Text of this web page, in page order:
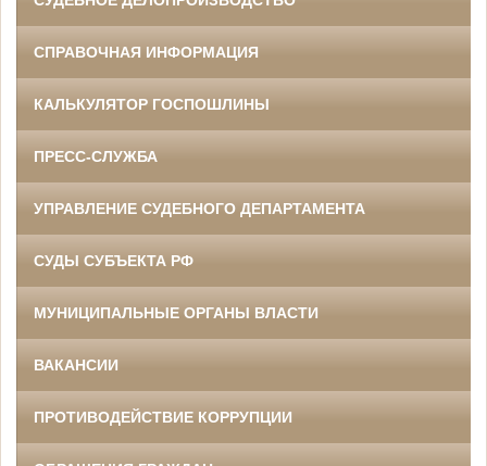
СПРАВОЧНАЯ ИНФОРМАЦИЯ
КАЛЬКУЛЯТОР ГОСПОШЛИНЫ
ПРЕСС-СЛУЖБА
УПРАВЛЕНИЕ СУДЕБНОГО ДЕПАРТАМЕНТА
СУДЫ СУБЪЕКТА РФ
МУНИЦИПАЛЬНЫЕ ОРГАНЫ ВЛАСТИ
ВАКАНСИИ
ПРОТИВОДЕЙСТВИЕ КОРРУПЦИИ